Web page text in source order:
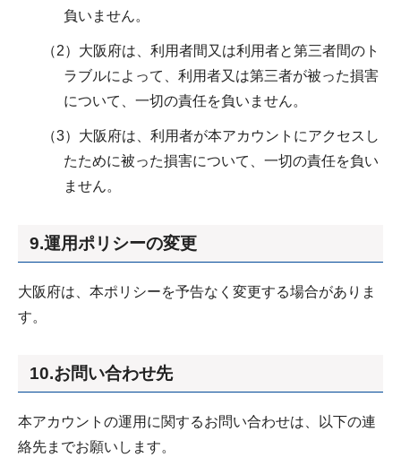
負いません。
（2）大阪府は、利用者間又は利用者と第三者間のト
ラブルによって、利用者又は第三者が被った損害
について、一切の責任を負いません。
（3）大阪府は、利用者が本アカウントにアクセスし
たために被った損害について、一切の責任を負い
ません。
9.運用ポリシーの変更
大阪府は、本ポリシーを予告なく変更する場合がありま
す。
10.お問い合わせ先
本アカウントの運用に関するお問い合わせは、以下の連
絡先までお願いします。